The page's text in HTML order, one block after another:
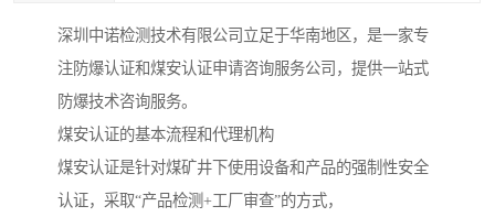
深圳中诺检测技术有限公司立足于华南地区，是一家专
注防爆认证和煤安认证申请咨询服务公司，提供一站式
防爆技术咨询服务。
煤安认证的基本流程和代理机构
煤安认证是针对煤矿井下使用设备和产品的强制性安全
认证，采取“产品检测+工厂审查”的方式，